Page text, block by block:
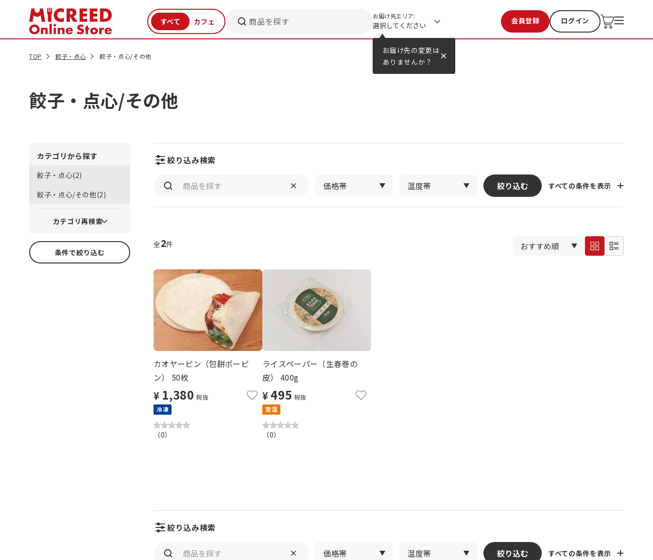
お届け先の変更は
ありませんか？
商品を探す お届け先エリア:
選択してください 会員登録 ログイン
お気に入り 過去購入
TOP 餃子・点心 餃子・点心/その他
餃子・点心/その他
絞り込み検索
価格帯 温度帯 絞り込む すべての条件を表示
全2件
カオヤーピン（包餅ポーピ
ン） 50枚
¥ 1,380 税抜
冷凍
（0）
ライスペーパー（生春巻の
皮） 400g
¥495 税抜
常温
（0）
絞り込み検索
価格帯 温度帯 絞り込む すべての条件を表示
カテゴリから探す
餃子・点心(2)
餃子・点心/その他(2)
カテゴリ再検索
条件で絞り込む